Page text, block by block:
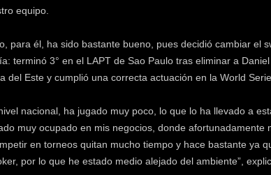
equipo.
para él, ha sido bastante bueno, pues decidió cambiar el
terminó 3° en el LAPT de Sao Paulo tras eliminar a
del Este y cumplió una correcta actuación en la World
nacional, ha jugado muy poco, lo que lo ha llevado a
muy ocupado en mis negocios, donde
en torneos quitan mucho tiempo y hace bastante ya
por lo que he estado medio alejado del ambiente”,